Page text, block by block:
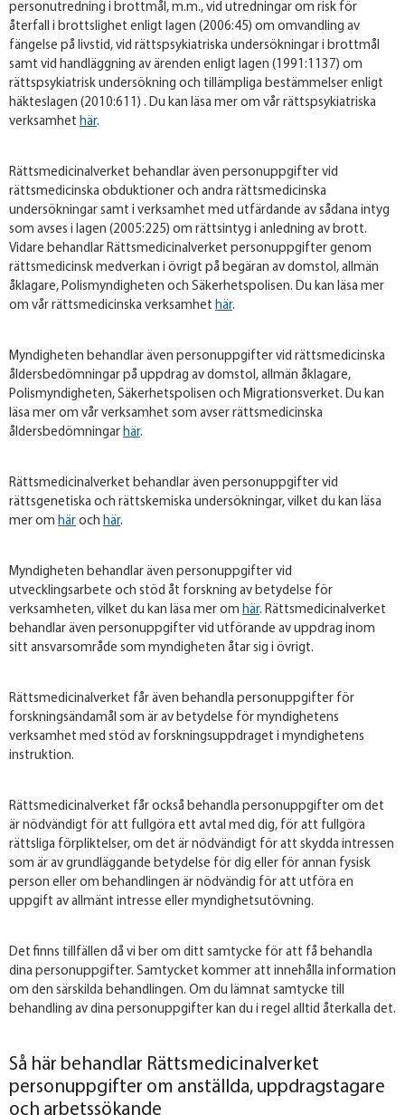
personutredning i brottmål, m.m., vid utredningar om risk för
återfall i brottslighet enligt lagen (2006:45) om omvandling av
fängelse på livstid, vid rättspsykiatriska undersökningar i brottmål
samt vid handläggning av ärenden enligt lagen (1991:1137) om
rättspsykiatrisk undersökning och tillämpliga bestämmelser enligt
häkteslagen (2010:611) . Du kan läsa mer om vår rättspsykiatriska
verksamhet här.
Rättsmedicinalverket behandlar även personuppgifter vid
rättsmedicinska obduktioner och andra rättsmedicinska
undersökningar samt i verksamhet med utfärdande av sådana intyg
som avses i lagen (2005:225) om rättsintyg i anledning av brott.
Vidare behandlar Rättsmedicinalverket personuppgifter genom
rättsmedicinsk medverkan i övrigt på begäran av domstol, allmän
åklagare, Polismyndigheten och Säkerhetspolisen. Du kan läsa mer
om vår rättsmedicinska verksamhet här.
Myndigheten behandlar även personuppgifter vid rättsmedicinska
åldersbedömningar på uppdrag av domstol, allmän åklagare,
Polismyndigheten, Säkerhetspolisen och Migrationsverket. Du kan
läsa mer om vår verksamhet som avser rättsmedicinska
åldersbedömningar här.
Rättsmedicinalverket behandlar även personuppgifter vid
rättsgenetiska och rättskemiska undersökningar, vilket du kan läsa
mer om här och här.
Myndigheten behandlar även personuppgifter vid
utvecklingsarbete och stöd åt forskning av betydelse för
verksamheten, vilket du kan läsa mer om här. Rättsmedicinalverket
behandlar även personuppgifter vid utförande av uppdrag inom
sitt ansvarsområde som myndigheten åtar sig i övrigt.
Rättsmedicinalverket får även behandla personuppgifter för
forskningsändamål som är av betydelse för myndighetens
verksamhet med stöd av forskningsuppdraget i myndighetens
instruktion.
Rättsmedicinalverket får också behandla personuppgifter om det
är nödvändigt för att fullgöra ett avtal med dig, för att fullgöra
rättsliga förpliktelser, om det är nödvändigt för att skydda intressen
som är av grundläggande betydelse för dig eller för annan fysisk
person eller om behandlingen är nödvändig för att utföra en
uppgift av allmänt intresse eller myndighetsutövning.
Det finns tillfällen då vi ber om ditt samtycke för att få behandla
dina personuppgifter. Samtycket kommer att innehålla information
om den särskilda behandlingen. Om du lämnat samtycke till
behandling av dina personuppgifter kan du i regel alltid återkalla det.
Så här behandlar Rättsmedicinalverket
personuppgifter om anställda, uppdragstagare
och arbetssökande